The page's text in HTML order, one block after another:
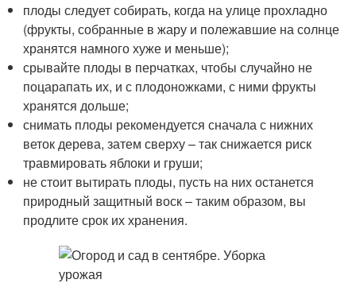
плоды следует собирать, когда на улице прохладно
(фрукты, собранные в жару и полежавшие на солнце
хранятся намного хуже и меньше);
срывайте плоды в перчатках, чтобы случайно не
поцарапать их, и с плодоножками, с ними фрукты
хранятся дольше;
снимать плоды рекомендуется сначала с нижних
веток дерева, затем сверху – так снижается риск
травмировать яблоки и груши;
не стоит вытирать плоды, пусть на них останется
природный защитный воск – таким образом, вы
продлите срок их хранения.